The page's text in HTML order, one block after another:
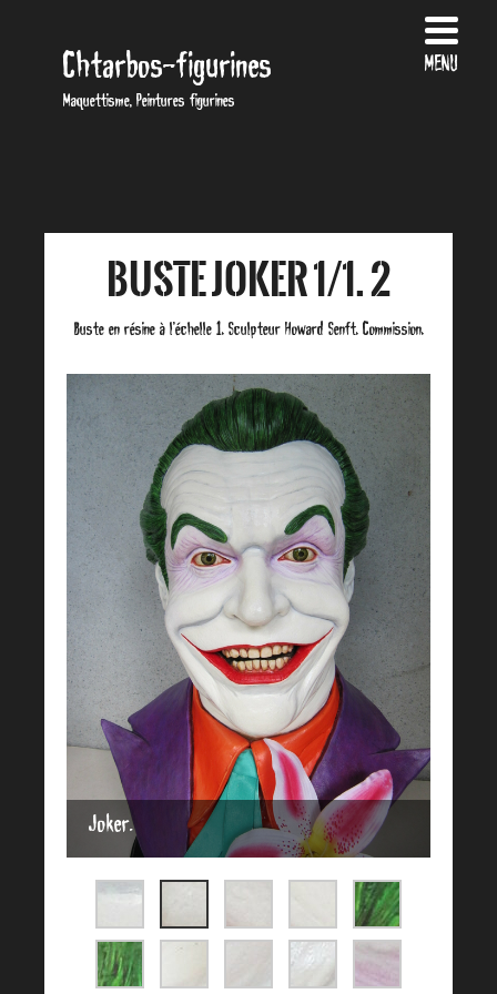
Chtarbos-figurines
Maquettisme, Peintures figurines
Buste Joker 1/1. 2
Buste en résine à l’échelle 1. Sculpteur Howard Senft. Commission.
Joker.
MENU